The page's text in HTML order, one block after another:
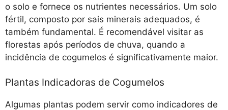
o solo e fornece os nutrientes necessários. Um solo
fértil, composto por sais minerais adequados, é
também fundamental. É recomendável visitar as
florestas após períodos de chuva, quando a
incidência de cogumelos é significativamente maior.
Plantas Indicadoras de Cogumelos
Algumas plantas podem servir como indicadores de